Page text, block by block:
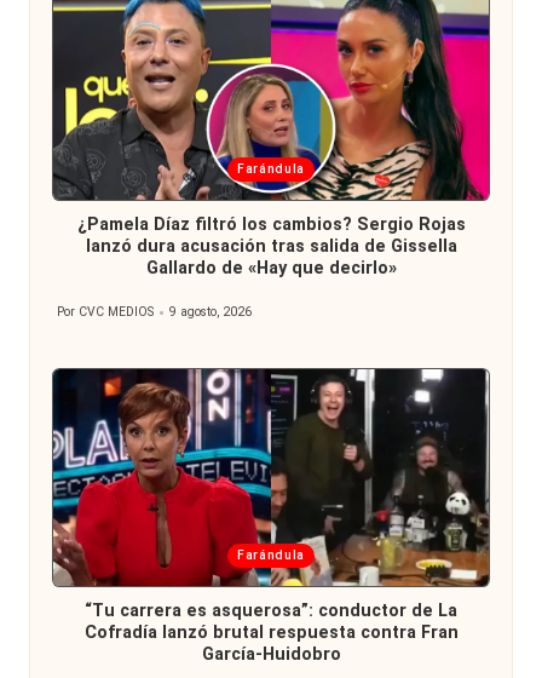
Publicada
en
Farándula
¿Pamela Díaz filtró los cambios? Sergio Rojas
lanzó dura acusación tras salida de Gissella
Gallardo de «Hay que decirlo»
Publicado
Por CVC MEDIOS 9 agosto, 2026
Publicada
en
Farándula
“Tu carrera es asquerosa”: conductor de La
Cofradía lanzó brutal respuesta contra Fran
García-Huidobro